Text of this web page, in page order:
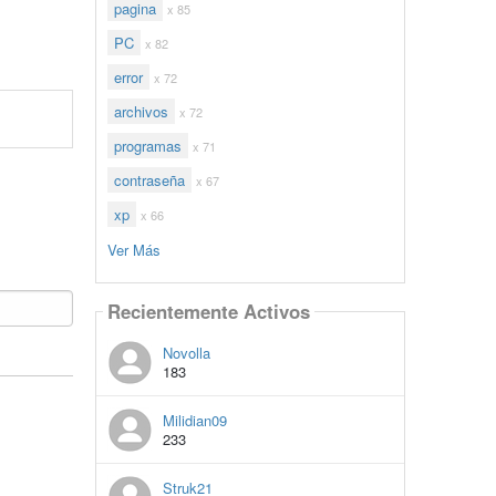
pagina x 85
PC x 82
error x 72
archivos x 72
programas x 71
contraseña x 67
xp x 66
Ver Más
Recientemente Activos
Novolla
183
Milidian09
233
Struk21